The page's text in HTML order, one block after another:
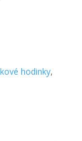
hodinky,